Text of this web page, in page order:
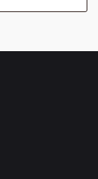
reservas
en las
el
por la
que se
si la